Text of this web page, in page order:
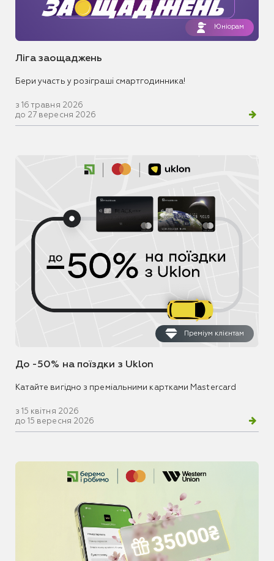
Юніорам
Ліга заощаджень
Бери участь у розіграші смартгодинника!
з 16 травня 2026
до 27 вересня 2026
Преміум клієнтам
До -50% на поїздки з Uklon
Катайте вигідно з преміальними картками Mastercard
з 15 квітня 2026
до 15 вересня 2026